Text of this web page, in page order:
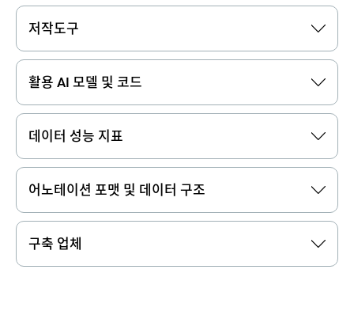
저작도구
활용 AI 모델 및 코드
데이터 성능 지표
어노테이션 포맷 및 데이터 구조
구축 업체